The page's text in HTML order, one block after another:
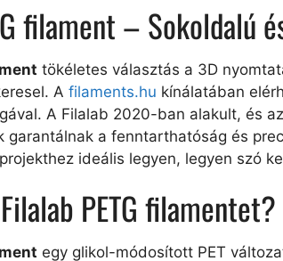
filament – Sokoldalú
tökéletes választás a 3D
A filaments.hu kínálatában
A Filalab 2020-ban alakult, és
garantálnak a fenntarthatóság és
ideális legyen, legyen szó
PETG filamentet?
egy glikol-módosított PET